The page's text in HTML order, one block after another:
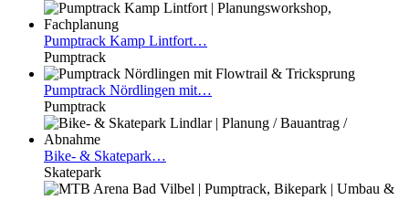
Pumptrack Kamp Lintfort…
Pumptrack
Pumptrack Nördlingen mit…
Pumptrack
Bike- & Skatepark…
Skatepark